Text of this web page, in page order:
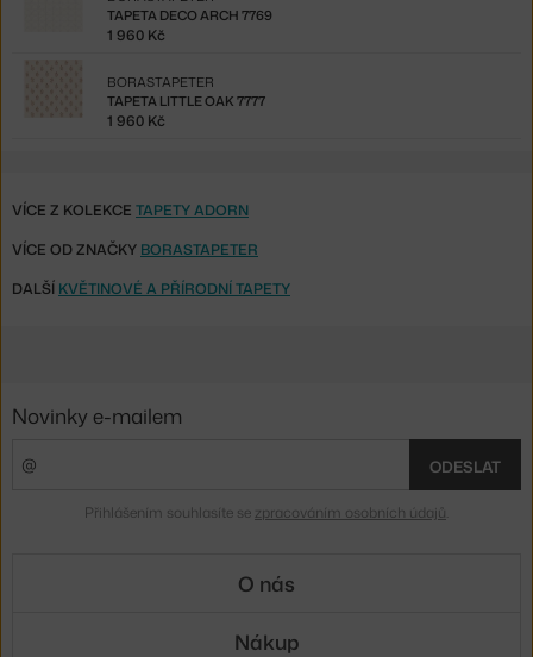
TAPETA DECO ARCH 7769
1 960 Kč
TAPETA LITTLE OAK 7777
BORASTAPETER
1 960 Kč
VÍCE Z KOLEKCE TAPETY ADORN
VÍCE OD ZNAČKY BORASTAPETER
DALŠÍ KVĚTINOVÉ A PŘÍRODNÍ TAPETY
Novinky e-mailem
ODESLAT
Přihlášením souhlasíte se zpracováním osobních údajů
O nás
Nákup